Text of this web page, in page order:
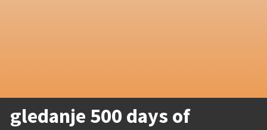
gledanje 500 days of